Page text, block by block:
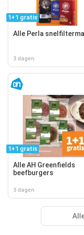
1+1 gratis
Alle Perla
3 dagen
1+1 gratis
Alle AH Greenfields
beefburgers
3 dagen